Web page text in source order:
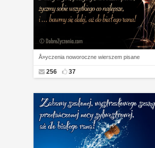
Å»yczenia noworoczne wierszem pisane
256 37